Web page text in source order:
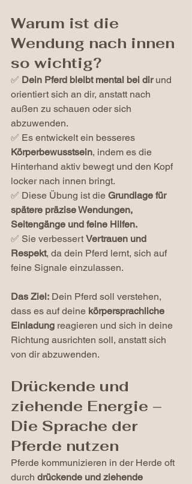
Warum ist die
Wendung nach innen
so wichtig?
✅ Dein Pferd bleibt mental bei dir und
orientiert sich an dir, anstatt nach
außen zu schauen oder sich
abzuwenden.
✅ Es entwickelt ein besseres
Körperbewusstsein, indem es die
Hinterhand aktiv bewegt und den Kopf
locker nach innen bringt.
✅ Diese Übung ist die Grundlage für
spätere präzise Wendungen,
Seitengänge und feine Hilfen.
✅ Sie verbessert Vertrauen und
Respekt, da dein Pferd lernt, sich auf
feine Signale einzulassen.
Das Ziel: Dein Pferd soll verstehen,
dass es auf deine körpersprachliche
Einladung reagieren und sich in deine
Richtung ausrichten soll, anstatt sich
von dir abzuwenden.
Drückende und
ziehende Energie –
Die Sprache der
Pferde nutzen
Pferde kommunizieren in der Herde oft
durch drückende und ziehende